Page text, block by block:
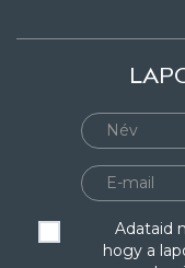
Adataid
hogy a